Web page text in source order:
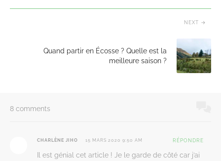
NEXT
Quand partir en Écosse ? Quelle est la
meilleure saison ?
8 comments
CHARLÈNE JIHO 15 MARS 2020 9:50 AM RÉPONDRE
Il est génial cet article ! Je le garde de côté car j’ai